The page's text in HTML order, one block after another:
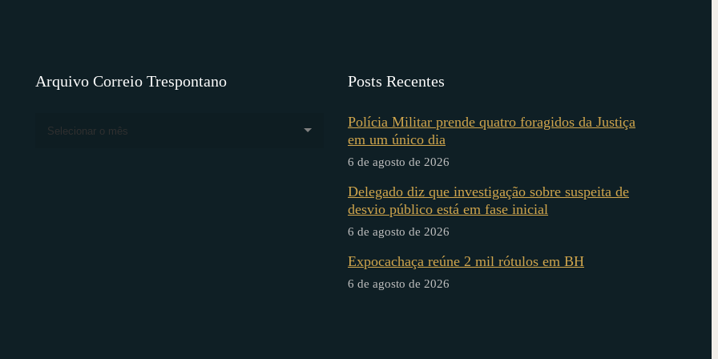
Arquivo Correio Trespontano
Selecionar o mês
Posts Recentes
Polícia Militar prende quatro foragidos da Justiça
em um único dia
6 de agosto de 2026
Delegado diz que investigação sobre suspeita de
desvio público está em fase inicial
6 de agosto de 2026
Expocachaça reúne 2 mil rótulos em BH
6 de agosto de 2026